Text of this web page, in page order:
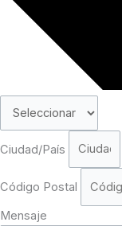
Ciudad/País
Código Postal
Mensaje